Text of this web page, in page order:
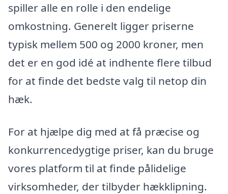
spiller alle en rolle i den endelige
omkostning. Generelt ligger priserne
typisk mellem 500 og 2000 kroner, men
det er en god idé at indhente flere tilbud
for at finde det bedste valg til netop din
hæk.
For at hjælpe dig med at få præcise og
konkurrencedygtige priser, kan du bruge
vores platform til at finde pålidelige
virksomheder, der tilbyder hækklipning.